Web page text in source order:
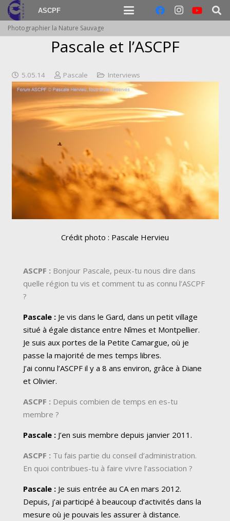
ASCPF
Photographier la Nature Sauvage
Pascale et l’ASCPF
5.05.14 Pascale Interviews
Crédit photo : Pascale Hervieu
ASCPF : Bonjour Pascale, peux-tu nous dire dans
quelle région tu vis et comment tu as connu l’ASCPF
?
Pascale : Je vis dans le Gard, dans un petit village
situé à égale distance entre Nîmes et Montpellier.
Je suis aux portes de la Petite Camargue, où je
passe la majorité de mes temps libres.
J’ai connu l’ASCPF il y a 8 ans environ, grâce à Diane
et Olivier.
ASCPF : Depuis combien de temps en es-tu
membre ?
Pascale : J’en suis membre depuis janvier 2011.
ASCPF : Tu fais partie du conseil d’administration.
En quoi contribues-tu à faire vivre l’association ?
Pascale : Je suis entrée au CA en mars 2012.
Depuis, j’ai participé à beaucoup d’activités dans la
mesure où je pouvais les assurer à distance.